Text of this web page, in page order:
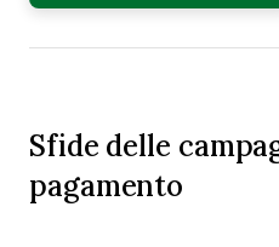
Sfide delle
pagamento